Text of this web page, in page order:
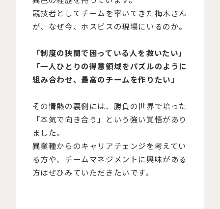
競技者としてチームを率いてきた梅木さん
が、なぜ今、ホスピスの現場にいるのか。
「制度の狭間で困っている人を救いたい」
「一人ひとりの得意領域をパズルのように
組み合わせ、最高のチームを作りたい」
その情熱の裏側には、勝負の世界で培った
「本気で向き合う」という強い覚悟があり
ました。
異業種からのキャリアチェンジを考えてい
る方や、チームマネジメントに興味がある
方はぜひみていただきたいです。